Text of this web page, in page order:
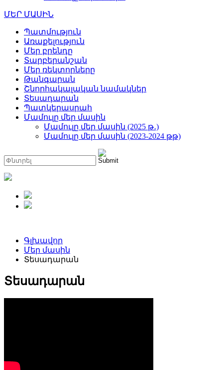
ՄԵՐ ՄԱՍԻՆ
Պատմություն
Առաքելություն
Մեր բրենդը
Տարբերանշան
Մեր ռեկտորները
Թանգարան
Շնորհակալական նամակներ
Տեսադարան
Պատկերասրահ
Մամուլը մեր մասին
Մամուլը մեր մասին (2025 թ․)
Մամուլը մեր մասին (2023-2024 թթ)
Գլխավոր
Մեր մասին
Տեսադարան
Տեսադարան